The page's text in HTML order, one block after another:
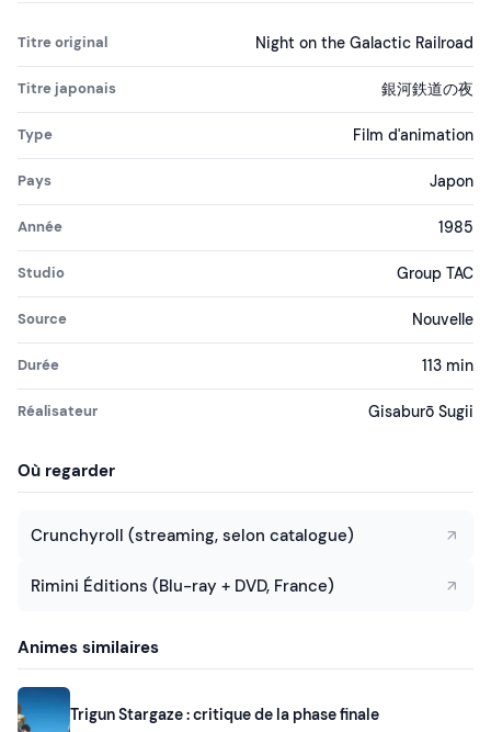
Titre original Night on the Galactic Railroad
Titre japonais 銀河鉄道の夜
Type Film d'animation
Pays Japon
Année 1985
Studio Group TAC
Source Nouvelle
Durée 113 min
Réalisateur Gisaburō Sugii
Où regarder
Crunchyroll (streaming, selon catalogue)
Rimini Éditions (Blu-ray + DVD, France)
Animes similaires
Trigun Stargaze : critique de la phase finale